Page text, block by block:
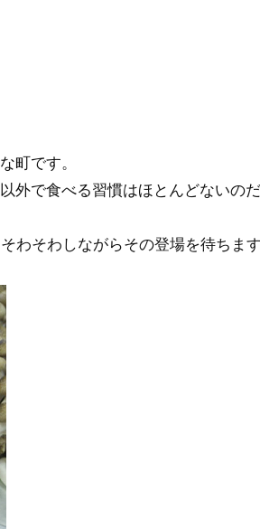
町です。
外で食べる習慣はほとんどないの
わそわしながらその登場を待ちます